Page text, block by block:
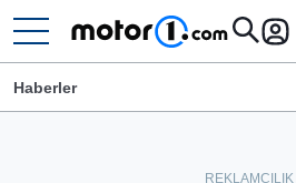
Haberler